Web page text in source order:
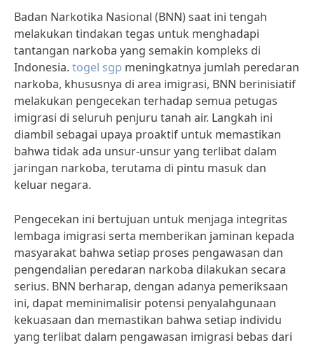
Badan Narkotika Nasional (BNN) saat ini tengah
melakukan tindakan tegas untuk menghadapi
tantangan narkoba yang semakin kompleks di
Indonesia. togel sgp meningkatnya jumlah peredaran
narkoba, khususnya di area imigrasi, BNN berinisiatif
melakukan pengecekan terhadap semua petugas
imigrasi di seluruh penjuru tanah air. Langkah ini
diambil sebagai upaya proaktif untuk memastikan
bahwa tidak ada unsur-unsur yang terlibat dalam
jaringan narkoba, terutama di pintu masuk dan
keluar negara.
Pengecekan ini bertujuan untuk menjaga integritas
lembaga imigrasi serta memberikan jaminan kepada
masyarakat bahwa setiap proses pengawasan dan
pengendalian peredaran narkoba dilakukan secara
serius. BNN berharap, dengan adanya pemeriksaan
ini, dapat meminimalisir potensi penyalahgunaan
kekuasaan dan memastikan bahwa setiap individu
yang terlibat dalam pengawasan imigrasi bebas dari